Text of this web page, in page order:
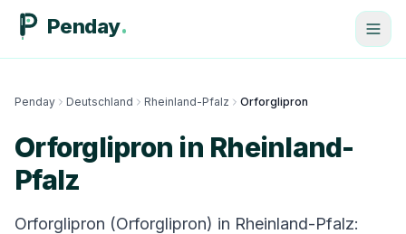
Penday
Penday Deutschland Rheinland-Pfalz Orforglipron
Orforglipron in Rheinland-
Pfalz
Orforglipron (Orforglipron) in Rheinland-Pfalz: